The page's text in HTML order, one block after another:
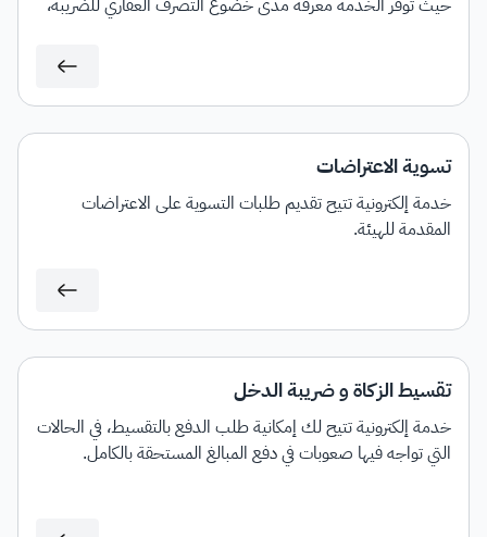
حيث توفر الخدمة معرفة مدى خضوع التصرف العقاري للضريبة،
تسوية الاعتراضات
خدمة إلكترونية تتيح تقديم طلبات التسوية على الاعتراضات
المقدمة للهيئة.
تقسيط الزكاة و ضريبة الدخل
خدمة إلكترونية تتيح لك إمكانية طلب الدفع بالتقسيط، في الحالات
التي تواجه فيها صعوبات في دفع المبالغ المستحقة بالكامل.